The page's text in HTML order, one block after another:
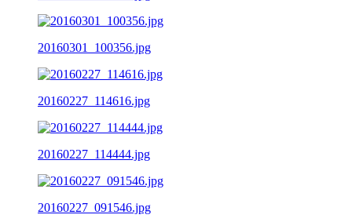
20160301_100356.jpg
20160227_114616.jpg
20160227_114444.jpg
20160227_091546.jpg